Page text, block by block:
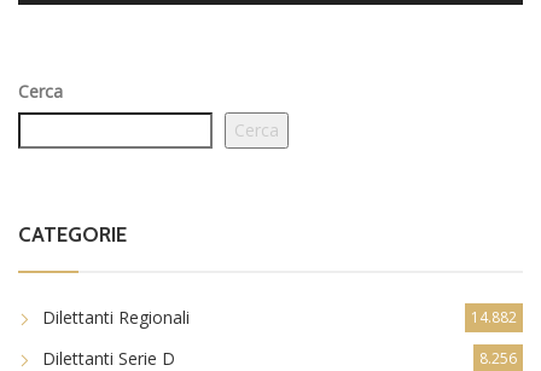
Cerca
Cerca
CATEGORIE
Dilettanti Regionali 14.882
Dilettanti Serie D 8.256